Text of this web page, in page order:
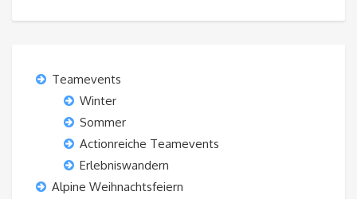
Teamevents
Winter
Sommer
Actionreiche Teamevents
Erlebniswandern
Alpine Weihnachtsfeiern